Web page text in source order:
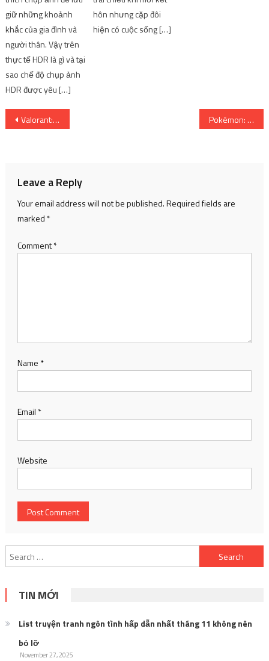
giữ những khoảnh
khắc của gia đình và
người thân. Vậy trên
thực tế HDR là gì và tại
sao chế độ chụp ảnh
HDR được yêu […]
hôn nhưng cặp đôi
hiện có cuộc sống […]
Post
Valorant: Người hâm mộ tạo ra phiên bản Ràng buộc vào ban đêm cực hấp dẫn | SharingFunVN Pokémon: Nurse Joy có phải cũng là một sinh vật không? | SharingFunVN
Leave a Reply
Your email address will not be published.Required fields are
marked *
Comment*
Name *
Email *
Website
Search
for:
TIN MỚI
List truyện tranh ngôn tình hấp dẫn nhất tháng 11 không nên
bỏ lỡ
November 27, 2025